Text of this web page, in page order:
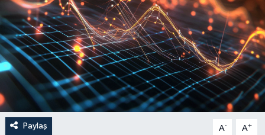
Paylaş A- A+